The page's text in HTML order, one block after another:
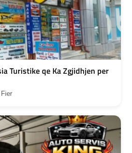
Turistike qe Ka Zgjidhjen per